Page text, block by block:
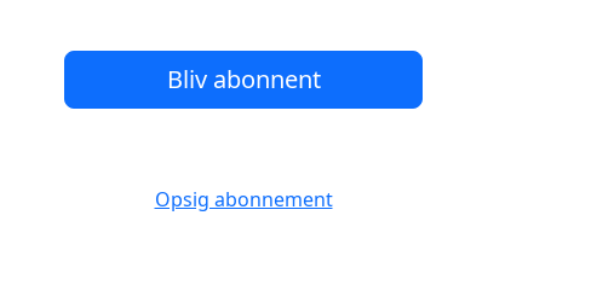
Bliv abonnent
Opsig abonnement